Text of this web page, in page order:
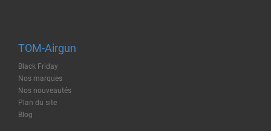
TOM-Airgun
Black Friday
Nos marques
Nos nouveautés
Plan du site
Blog